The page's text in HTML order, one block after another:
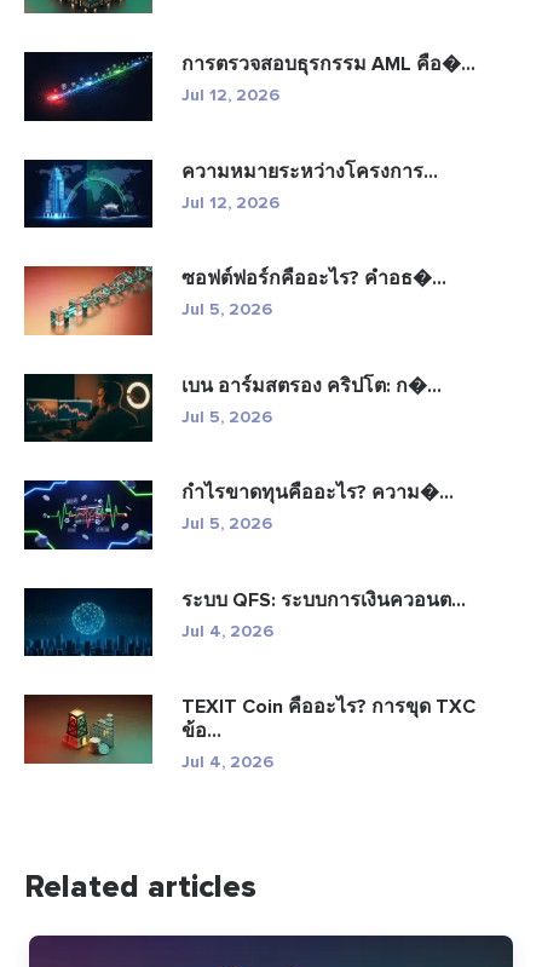
การตรวจสอบธุรกรรม AML คือ�...
Jul 12, 2026
ความหมายระหว่างโครงการ...
Jul 12, 2026
ซอฟต์ฟอร์กคืออะไร? คำอธ�...
Jul 5, 2026
เบน อาร์มสตรอง คริปโต: ก�...
Jul 5, 2026
กำไรขาดทุนคืออะไร? ความ�...
Jul 5, 2026
ระบบ QFS: ระบบการเงินควอนต...
Jul 4, 2026
TEXIT Coin คืออะไร? การขุด TXC
ข้อ...
Jul 4, 2026
Related articles